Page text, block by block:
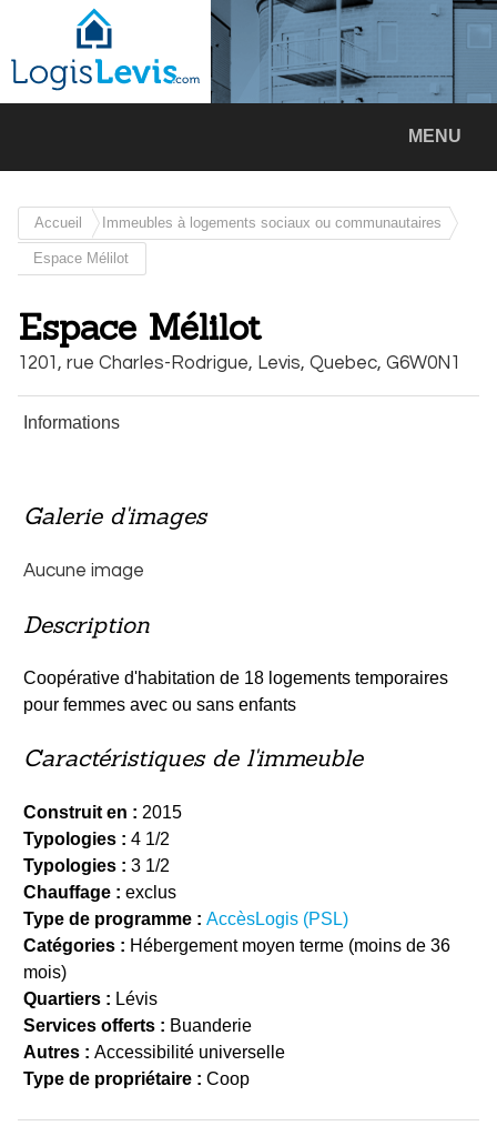
MENU
Accueil Immeubles à logements sociaux ou communautaires
Espace Mélilot
Espace Mélilot
1201, rue Charles-Rodrigue, Levis, Quebec, G6W0N1
Informations
Galerie d'images
Aucune image
Description
Coopérative d'habitation de 18 logements temporaires
pour femmes avec ou sans enfants
Caractéristiques de l'immeuble
Construit en : 2015
Typologies : 4 1/2
Typologies : 3 1/2
Chauffage : exclus
Type de programme : AccèsLogis (PSL)
Catégories : Hébergement moyen terme (moins de 36
mois)
Quartiers : Lévis
Services offerts : Buanderie
Autres : Accessibilité universelle
Type de propriétaire : Coop